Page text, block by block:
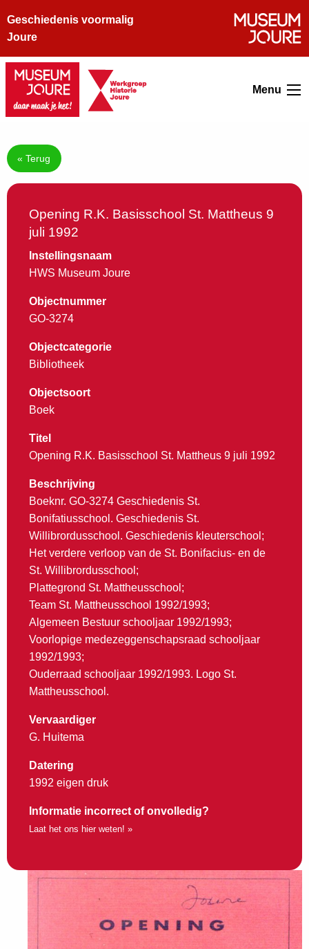
Geschiedenis voormalig
Joure
Menu
« Terug
Opening R.K. Basisschool St. Mattheus 9
juli 1992
Instellingsnaam
HWS Museum Joure
Objectnummer
GO-3274
Objectcategorie
Bibliotheek
Objectsoort
Boek
Titel
Opening R.K. Basisschool St. Mattheus 9 juli 1992
Beschrijving
Boeknr. GO-3274 Geschiedenis St.
Bonifatiusschool. Geschiedenis St.
Willibrordusschool. Geschiedenis kleuterschool;
Het verdere verloop van de St. Bonifacius- en de
St. Willibrordusschool;
Plattegrond St. Mattheusschool;
Team St. Mattheusschool 1992/1993;
Algemeen Bestuur schooljaar 1992/1993;
Voorlopige medezeggenschapsraad schooljaar
1992/1993;
Ouderraad schooljaar 1992/1993. Logo St.
Mattheusschool.
Vervaardiger
G. Huitema
Datering
1992 eigen druk
Informatie incorrect of onvolledig?
Laat het ons hier weten! »